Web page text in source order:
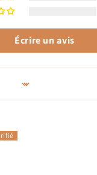
Écrire un avis